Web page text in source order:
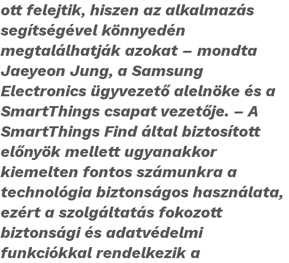
ott felejtik, hiszen az alkalmazás
segítségével könnyedén
megtalálhatják azokat – mondta
Jaeyeon Jung, a Samsung
Electronics ügyvezető alelnöke és a
SmartThings csapat vezetője. – A
SmartThings Find által biztosított
előnyök mellett ugyanakkor
kiemelten fontos számunkra a
technológia biztonságos használata,
ezért a szolgáltatás fokozott
biztonsági és adatvédelmi
funkciókkal rendelkezik a